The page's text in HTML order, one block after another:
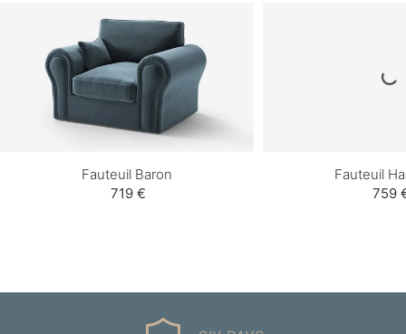
Fauteuil Baron
719 €
Fauteuil
759